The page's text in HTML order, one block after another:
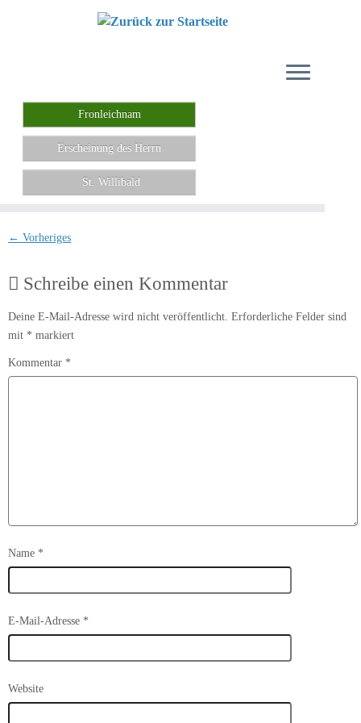
Fronleichnam
Erscheinung des Herrn
St. Willibald
← Vorheriges
Schreibe einen Kommentar
Deine E-Mail-Adresse wird nicht veröffentlicht. Erforderliche Felder sind
mit * markiert
Kommentar *
Name *
E-Mail-Adresse *
Website